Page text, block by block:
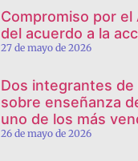
Compromiso por
del acuerdo a la
27 de mayo de 2026
Dos integrantes de
sobre enseñanza
uno de los más
26 de mayo de 2026